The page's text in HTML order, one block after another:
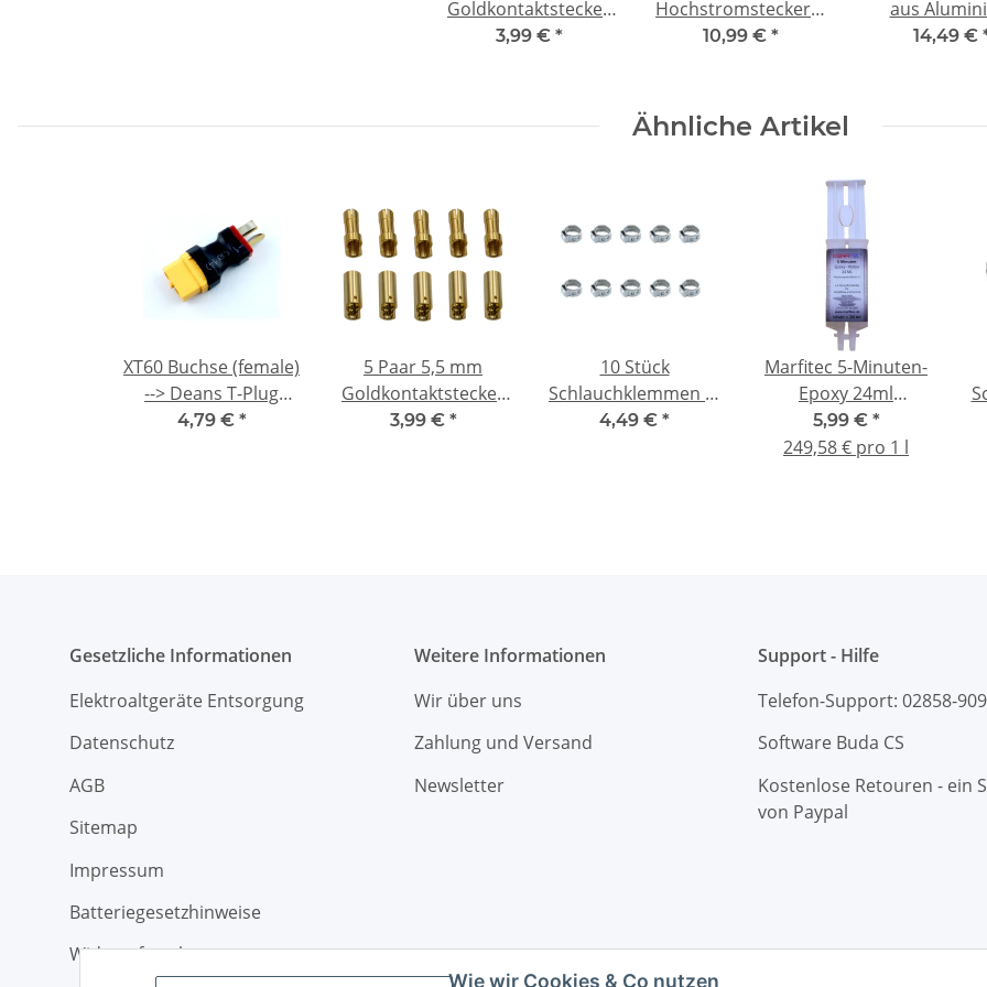
Wie wir Cookies & Co nutzen
Goldkontaktstecker
| Hochstrom Stecker
3,99 € *
Hochstromstecker |
10 Paar | 30A |
10,99 € *
aus
14,49 €
Ähnliche Artikel
XT60 Buchse (female)
--> Deans T-Plug
Stecker (male)
4,79 € *
5 Paar 5,5 mm
Goldkontaktstecker
Verbinder
3,99 € *
10 Stück
Schlauchklemmen 1-
Ohr 5.3~6.5mm für
4,49 € *
Marfitec 5-Minuten-
Epoxy 24ml
Doppelkartusche
RTU
5,99 € *
249,58 € pro 1 l
Gesetzliche Informationen
Elektroaltgeräte Entsorgung
Datenschutz
AGB
Sitemap
Impressum
Batteriegesetzhinweise
Widerrufsrecht
Weitere Informationen
Wir über uns
Zahlung und Versand
Newsletter
Support - Hilfe
Telefon-Support: 02858-
Software Buda CS
Kostenlose Retouren - ein
von Paypal